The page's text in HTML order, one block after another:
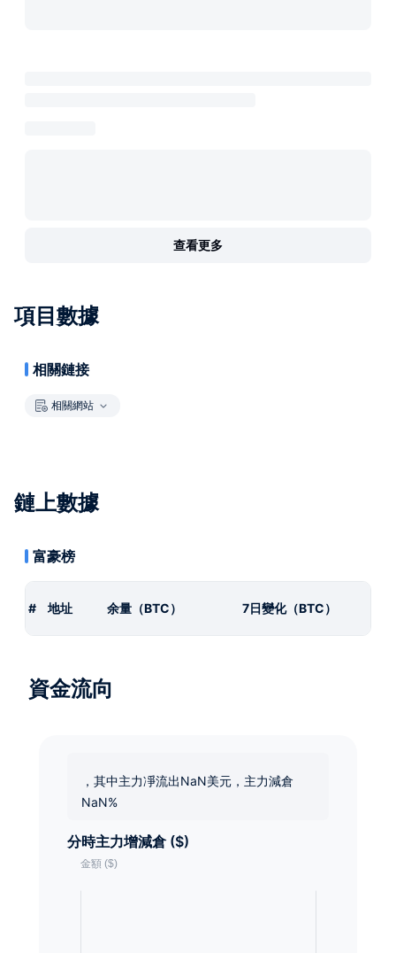
查看更多
項目數據
相關鏈接
相關網站
鏈上數據
富豪榜
# 地址 余量（BTC） 7日變化（BTC）
資金流向
，其中主力凈流出NaN美元，主力減倉
NaN%
分時主力增減倉 ($)